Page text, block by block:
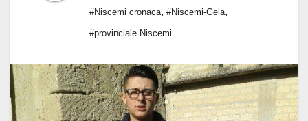
#Niscemi cronaca, #Niscemi-Gela,
#provinciale Niscemi